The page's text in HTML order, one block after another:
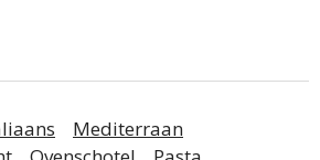
Mediterraan